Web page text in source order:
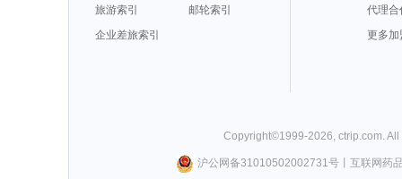
旅游索引
邮轮索引
企业差旅索引
代理合
更多加
Copyright©1999-2026 ctrip.com .
沪公网备31010502002731号丨 互联网药